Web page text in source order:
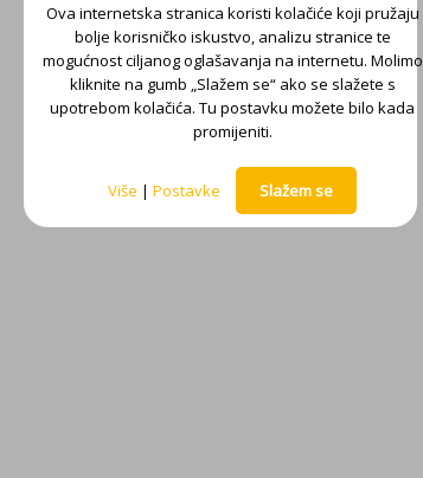
Ova internetska stranica koristi kolačiće koji pružaju
bolje korisničko iskustvo, analizu stranice te
mogućnost ciljanog oglašavanja na internetu. Molimo
kliknite na gumb „Slažem se“ ako se slažete s
upotrebom kolačića. Tu postavku možete bilo kada
promijeniti.
Više | Postavke Slažem se